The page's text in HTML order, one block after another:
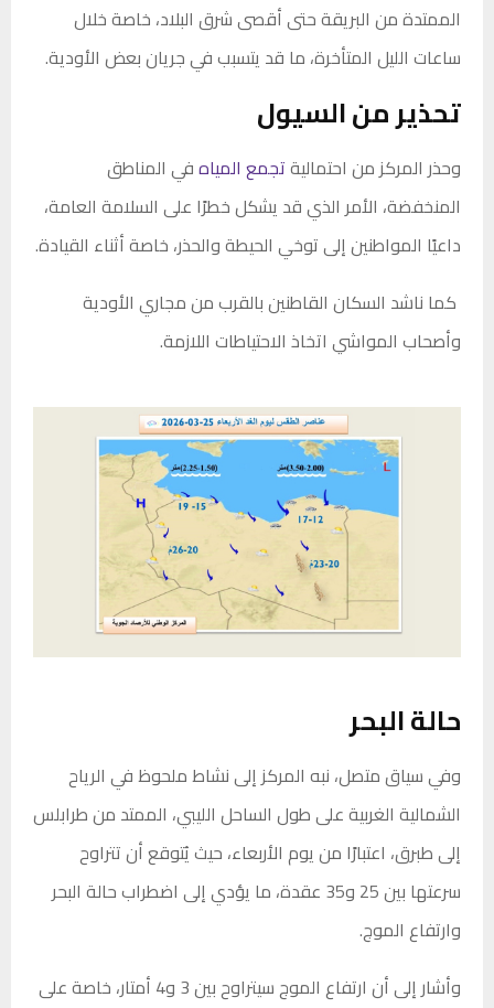
الممتدة من البريقة حتى أقصى شرق البلاد، خاصة خلال
ساعات الليل المتأخرة، ما قد يتسبب في جريان بعض الأودية.
تحذير من السيول
وحذر المركز من احتماليةتجمع المياهفي المناطق
المنخفضة، الأمر الذي قد يشكل خطرًا على السلامة العامة،
داعيًا المواطنين إلى توخي الحيطة والحذر، خاصة أثناء القيادة.
كما ناشد السكان القاطنين بالقرب من مجاري الأودية
وأصحاب المواشي اتخاذ الاحتياطات اللازمة.
حالة البحر
وفي سياق متصل، نبه المركز إلى نشاط ملحوظ في الرياح
الشمالية الغربية على طول الساحل الليبي، الممتد من طرابلس
إلى طبرق، اعتبارًا من يوم الأربعاء، حيث يُتوقع أن تتراوح
سرعتها بين 25 و35 عقدة، ما يؤدي إلى اضطراب حالة البحر
وارتفاع الموج.
وأشار إلى أن ارتفاع الموج سيتراوح بين 3 و4 أمتار، خاصة على